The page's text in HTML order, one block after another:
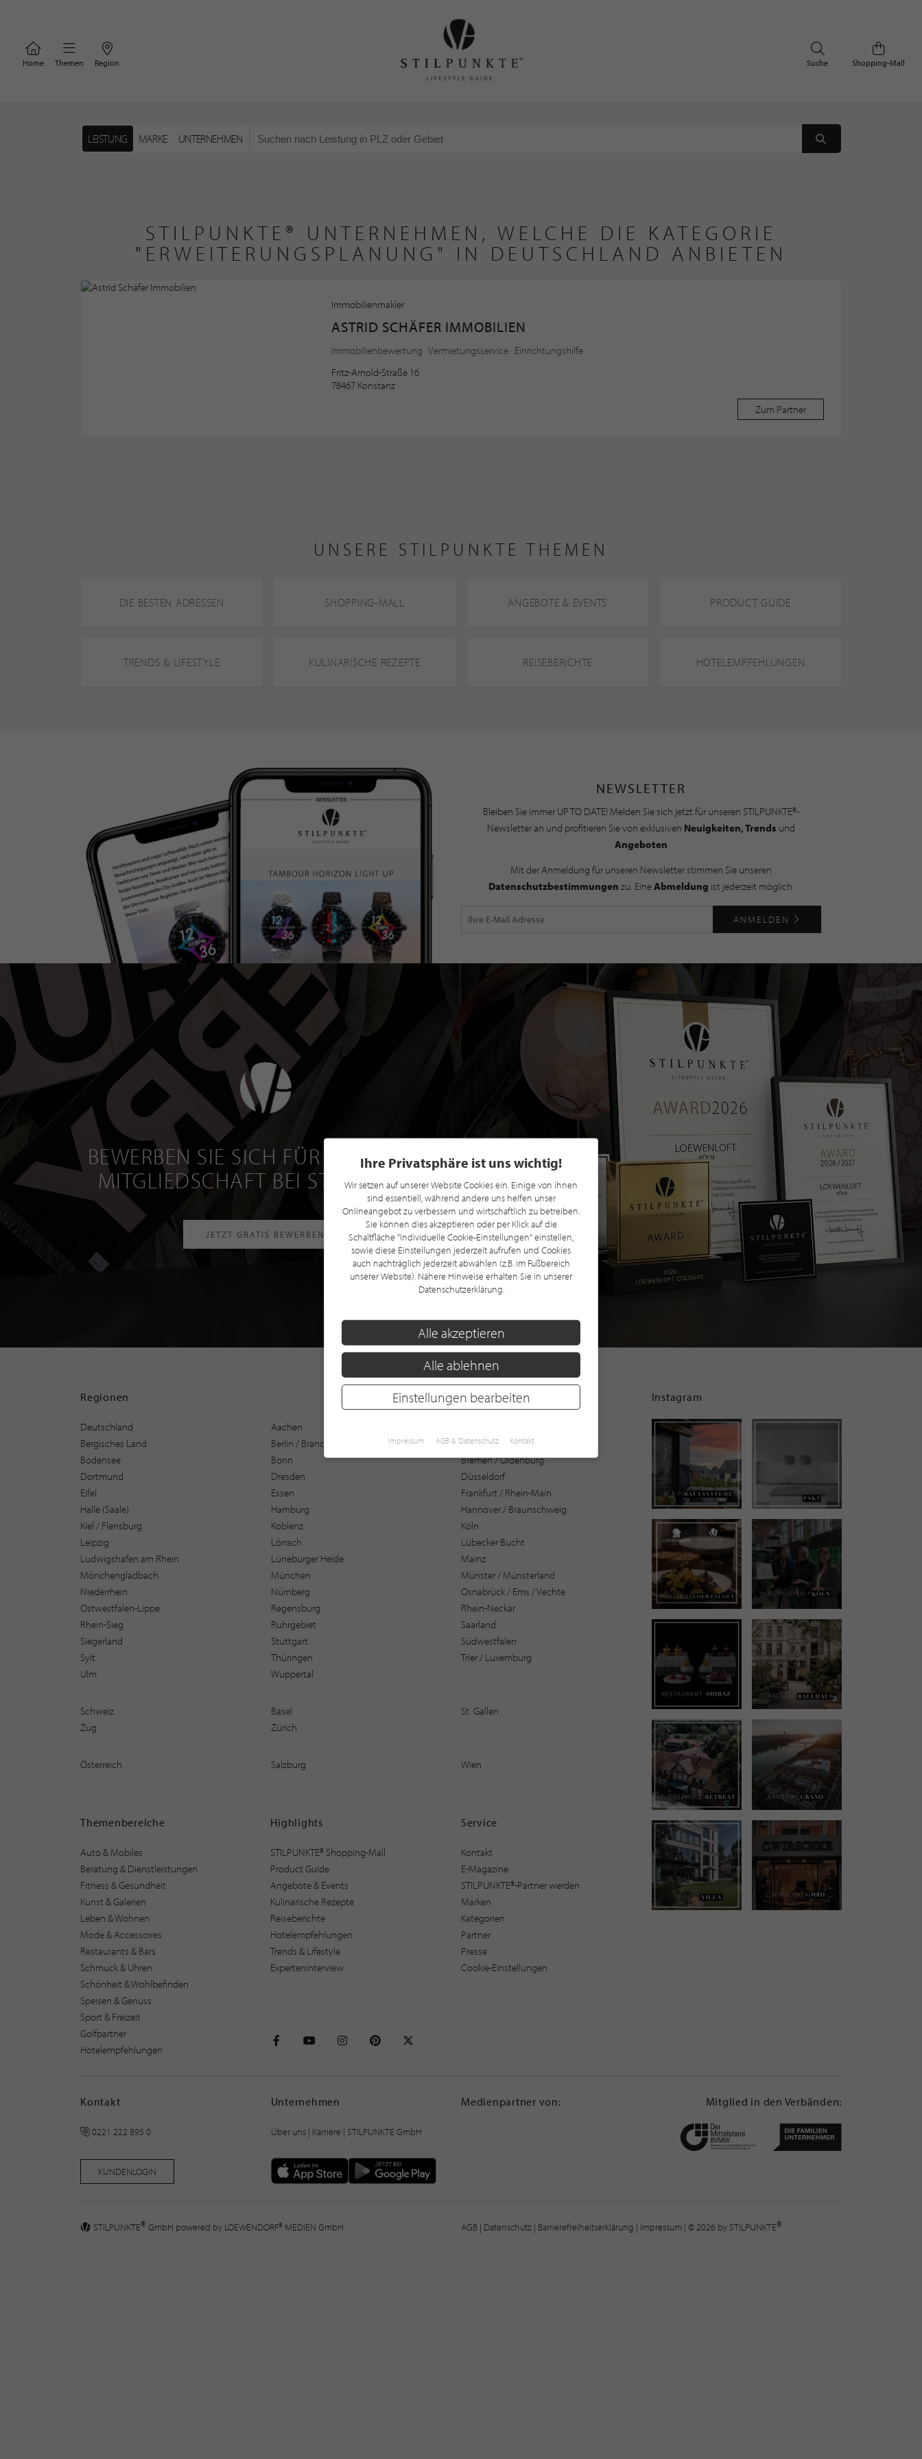
Home Themen Region Shopping-Mall
Suche
LEISTUNG MARKE UNTERNEHMEN
STILPUNKTE® UNTERNEHMEN, WELCHE DIE KATEGORIE
"ERWEITERUNGSPLANUNG" IN DEUTSCHLAND ANBIETEN
Immobilienmakler
ASTRID SCHÄFER IMMOBILIEN
Immobilienbewertung · Vermietungsservice · Einrichtungshilfe
Fritz-Arnold-Straße 16
78467 Konstanz
Zum Partner
UNSERE STILPUNKTE THEMEN
DIE BESTEN ADRESSEN SHOPPING-MALL ANGEBOTE & EVENTS PRODUCT GUIDE
TRENDS & LIFESTYLE KULINARISCHE REZEPTE REISEBERICHTE HOTELEMPFEHLUNGEN
NEWSLETTER
Bleiben Sie immer UP TO DATE! Melden Sie sich jetzt für unseren STILPUNKTE®-
Newsletter an und profitieren Sie von exklusiven Neuigkeiten, Trends und
Angeboten
Mit der Anmeldung für unseren Newsletter stimmen Sie unseren
Datenschutzbestimmungen zu. EineAbmeldung ist jederzeit möglich.
ANMELDEN
BEWERBEN SIE SICH FÜR EINE GRATIS
MITGLIEDSCHAFT BEI STILPUNKTE®
JETZT GRATIS BEWERBEN
Regionen
Deutschland Aachen
Bergisches Land
Berlin / Brandenburg
Bochum
Bodensee
Bonn
Bremen / Oldenburg
Dortmund
Dresden
Düsseldorf
Eifel
Essen
Frankfurt / Rhein-Main
Halle (Saale)
Hamburg
Hannover / Braunschweig
Kiel / Flensburg
Koblenz
Köln
Leipzig
Lörrach
Lübecker Bucht
Ludwigshafen am Rhein
Lüneburger Heide
Mainz
Mönchengladbach
München
Münster / Münsterland
Niederrhein
Nürnberg
Osnabrück / Ems / Vechte
Ostwestfalen-Lippe
Regensburg
Rhein-Neckar
Rhein-Sieg
Ruhrgebiet
Saarland
Siegerland
Stuttgart
Südwestfalen
Sylt
Thüringen
Trier / Luxemburg
Ulm
Wuppertal
Schweiz Basel
St. Gallen
Zug
Zürich
Österreich Salzburg Wien
Themenbereiche
Auto & Mobiles
Beratung & Dienstleistungen
Fitness & Gesundheit
Kunst & Galerien
Leben & Wohnen
Mode & Accessoires
Restaurants & Bars
Schmuck & Uhren
Schönheit & Wohlbefinden
Speisen & Genuss
Sport & Freizeit
Golfpartner
Hotelempfehlungen
Highlights
STILPUNKTE® Shopping-Mall
Product Guide
Angebote & Events
Kulinarische Rezepte
Reiseberichte
Hotelempfehlungen
Trends & Lifestyle
Experteninterview
Service
Kontakt
E-Magazine
STILPUNKTE®-Partner werden
Marken
Kategorien
Partner
Presse
Cookie-Einstellungen
Instagram
Kontakt
0221 222 895 0
KUNDENLOGIN
Unternehmen
Über uns| Karriere | STILPUNKTE GmbH
Medienpartner von: Mitglied in den Verbänden:
STILPUNKTE® GmbH powered by LOEWENDORF® MEDIEN GmbH AGB | Datenschutz | Barrierefreiheitserklärung | Impressum | © 2026 by STILPUNKTE®
Ihre Privatsphäre ist uns wichtig!
Wir setzen auf unserer Website Cookies ein. Einige von ihnen
sind essentiell, während andere uns helfen unser
Onlineangebot zu verbessern und wirtschaftlich zu betreiben.
Sie können dies akzeptieren oder per Klick auf die
Schaltfläche "Individuelle Cookie-Einstellungen" einstellen,
sowie diese Einstellungen jederzeit aufrufen und Cookies
auch nachträglich jederzeit abwählen (z.B. im Fußbereich
unserer Website). Nähere Hinweise erhalten Sie in unserer
Datenschutzerklärung.
Alle akzeptieren
Alle ablehnen
Einstellungen bearbeiten
Impressum AGB & Datenschutz Kontakt